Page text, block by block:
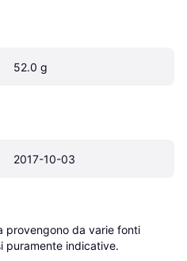
52.0 g
2017-10-03
provengono da varie fonti
puramente indicative.